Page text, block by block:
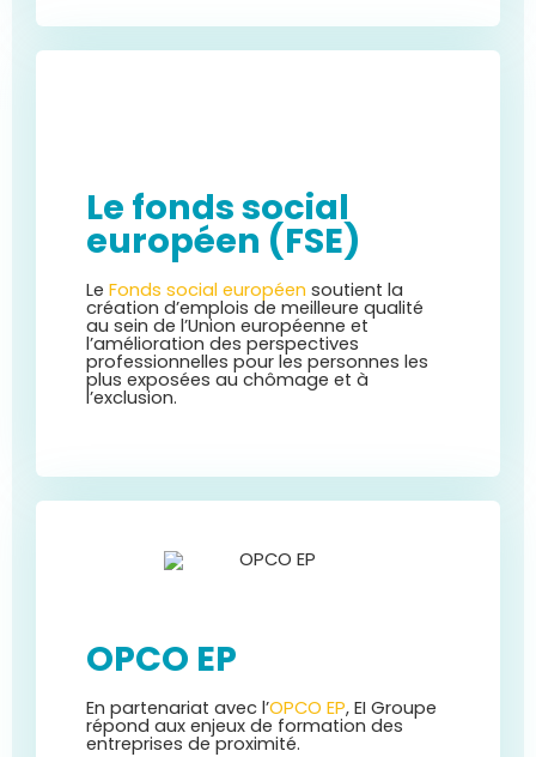
Le fonds social
européen (FSE)
Le Fonds social européen soutient la
création d’emplois de meilleure qualité
au sein de l’Union européenne et
l’amélioration des perspectives
professionnelles pour les personnes les
plus exposées au chômage et à
l’exclusion.
OPCO EP
En partenariat avec l’OPCO EP, EI Groupe
répond aux enjeux de formation des
entreprises de proximité.